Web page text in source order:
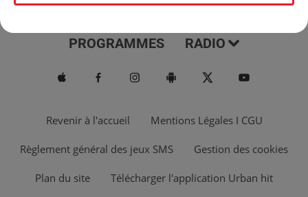
ACTUS MUSIQUES
PROGRAMMES RADIO
Revenir à l'accueil Mentions Légales I CGU
Règlement général des jeux SMS Gestion des cookies
Plan du site Télécharger l'application Urban hit